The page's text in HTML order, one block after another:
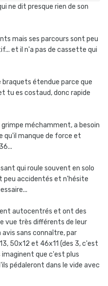
(la transition 15-17). sur la
éventuellement.
qque chose de moins
des cas fonctionnera un
ne dit presque rien de son
mais ses parcours sont peu
et il n'a pas de cassette qui
braquets étendue parce que
tu es costaud, donc rapide
méchamment, a besoin
qu'il manque de force et
qui roule souvent en solo
peu accidentés et n'hésite
autocentrés et ont des
vue très différents de leur
sans connaître, par
50x12 et 46x11 (des 3, c'est
imaginent que c'est plus
pédaleront dans le vide avec